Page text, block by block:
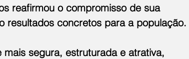
reafirmou o compromisso de sua
resultados concretos para a população.
segura, estruturada e atrativa,